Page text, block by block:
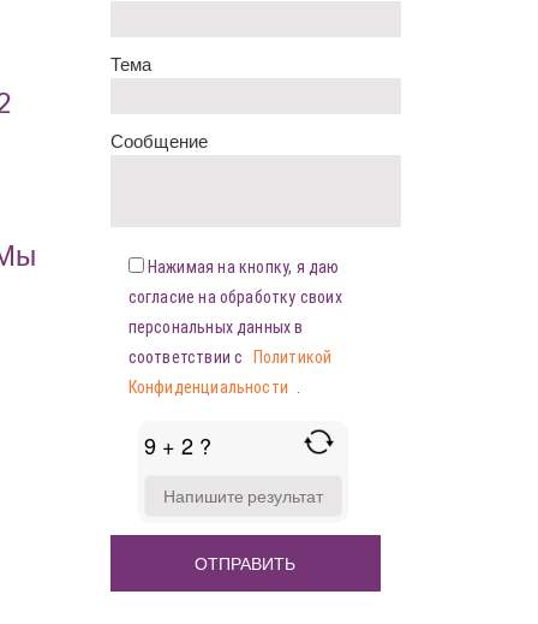
Тема
Сообщение
Нажимая на кнопку, я даю
согласие на обработку своих
персональных данных в
соответствии с
Политикой
Конфиденциальности
9 + 2 ?
FOR